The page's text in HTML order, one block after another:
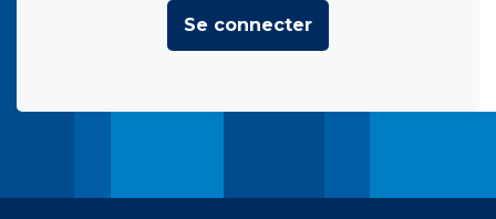
Se connecter